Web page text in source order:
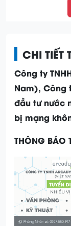
CHI TIẾT
Công ty
Nam), Công
đầu tư nước
bị mạng
THÔNG BÁO